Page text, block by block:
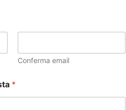
Conferma email
*